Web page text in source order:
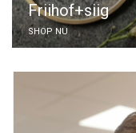
Friihof+siig
SHOP NU